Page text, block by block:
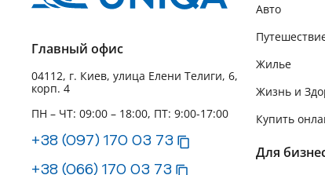
Главный офис
04112, г. Киев, улица Елени Телиги, 6,
корп. 4
ПН – ЧТ: 09:00 – 18:00, ПТ: 9:00-17:00
+38 (097) 170 03 73
+38 (066) 170 03 73
Авто
Жилье
Жизнь и
Купить
Для